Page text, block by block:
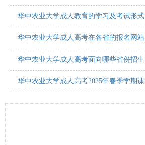
华中农业大学成人教育的学习及考试形式
华中农业大学成人高考在各省的报名网站
华中农业大学成人高考面向哪些省份招生
华中农业大学成人高考2025年春季学期课